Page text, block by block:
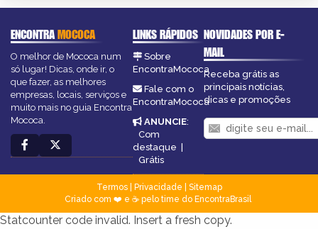
ENCONTRAMOCOCA
O melhor de Mococa num
só lugar! Dicas, onde ir, o
que fazer, as melhores
empresas, locais, serviços e
muito mais no guia Encontra
Mococa.
LINKS RÁPIDOS
Sobre
EncontraMococa
Fale com o
EncontraMococa
ANUNCIE:
Com
destaque |
Grátis
NOVIDADES POR E-
MAIL
Receba grátis as
principais notícias,
dicas e promoções
Termos| Privacidade
Sitemap
Criado com ❤️ e ☕ pelo time do EncontraBrasil
Statcounter code invalid. Insert a fresh copy.